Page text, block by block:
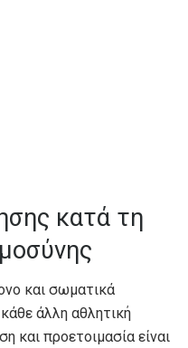
κατά τη
και σωματικά
άλλη αθλητική
και προετοιμασία είναι